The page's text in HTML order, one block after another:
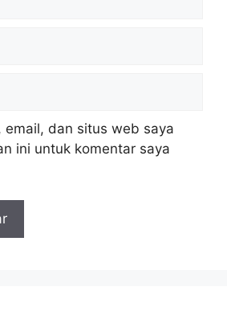
email, dan situs web saya
ini untuk komentar saya